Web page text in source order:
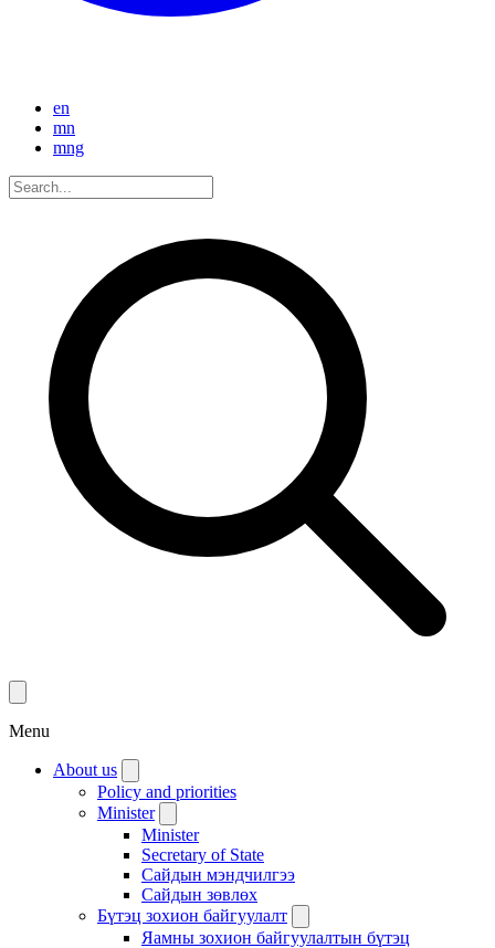
en
mn
mng
Menu
About us
Policy and priorities
Minister
Minister
Secretary of State
Сайдын мэндчилгээ
Сайдын зөвлөх
Бүтэц зохион байгуулалт
Яамны зохион байгуулалтын бүтэц